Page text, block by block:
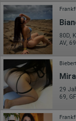
Eindeutige
Browser-Typ
Klicks
Domain-Name
Eindeutige
Antworten auf
Ort der Verarbeitung:
Europäische Union
Rechtliche
Art. 6 Abs. 1 S. 1 lit. a
80D,